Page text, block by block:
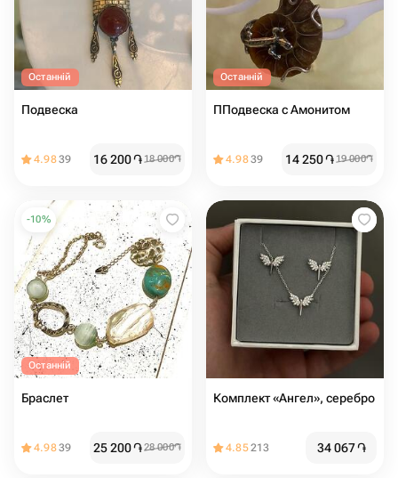
Останній
Подвеска
4.9839 16 200֏18 000֏
Останній
ППодвеска с Амонитом
4.9839 14 250֏19 000֏
-10%
Останній
Браслет
4.9839 25 200֏28 000֏
Комплект «Ангел», серебро
4.85213 34 067֏